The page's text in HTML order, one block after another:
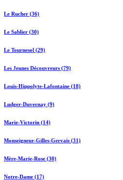
Le Rucher (36)
Le Sablier (30)
Le Tournesol (29)
Les Jeunes Découvreurs (79)
Louis-Hippolyte-Lafontaine (18)
Ludger-Duvernay (9)
Marie-Victorin (14)
Monseigneur-Gilles-Gervais (31)
Mère-Marie-Rose (30)
Notre-Dame (17)